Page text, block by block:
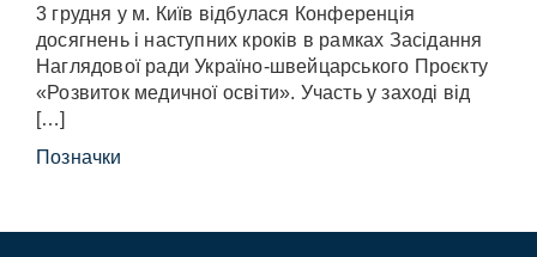
3 грудня у м. Київ відбулася Конференція
досягнень і наступних кроків в рамках Засідання
Наглядової ради Україно-швейцарського Проєкту
«Розвиток медичної освіти». Участь у заході від
[…]
Позначки